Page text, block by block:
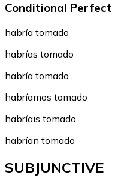
Conditional Perfect
habría tomado
habrías tomado
habría tomado
habríamos tomado
habríais tomado
habrían tomado
SUBJUNCTIVE